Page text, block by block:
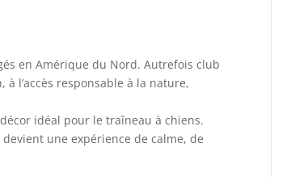
en Amérique du Nord. Autrefois club
l’accès responsable à la nature,
idéal pour le traîneau à chiens.
une expérience de calme, de